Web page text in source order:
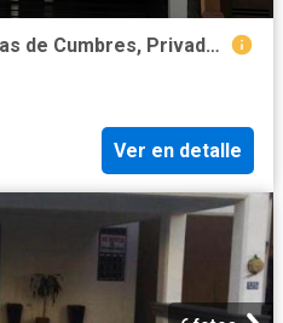
Casa en Venta en Cerradas de Cumbres, Privada Xalo
Ver en detalle